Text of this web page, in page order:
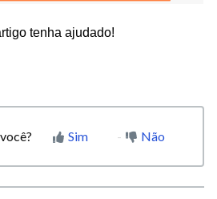
tenha ajudado!
Sim Não